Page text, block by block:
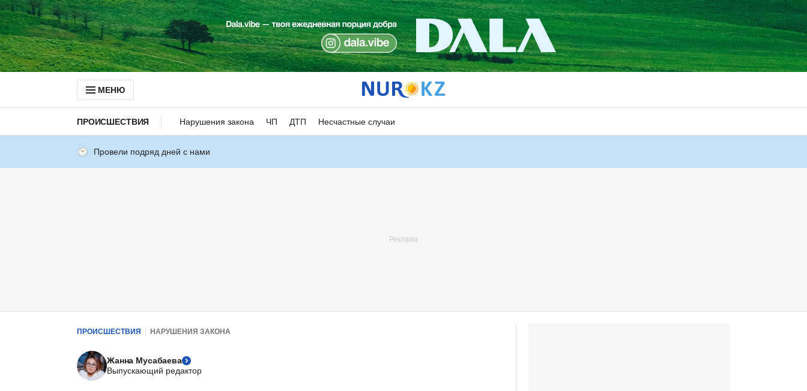
МЕНЮ
ПРОИСШЕСТВИЯ Нарушения закона ЧП ДТП Несчастные случаи
Провели подряд дней с нами
ПРОИСШЕСТВИЯ НАРУШЕНИЯ ЗАКОНА
Жанна Мусабаева
Выпускающий редактор